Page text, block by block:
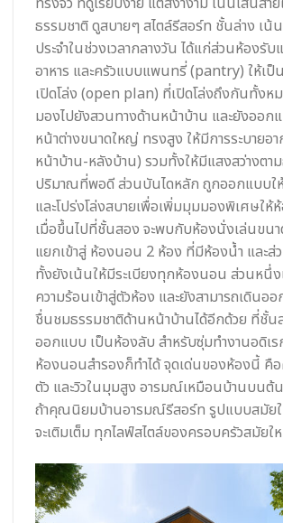
ธรรมชาติ ดูสบายๆ สไตล์รีสอร์ท ชั้นล่าง เน้
ประจำในช่วงเวลากลางวัน ได้แก่ส่วนห้องรั
อาหาร และครัวแบบแพนทรี่ (pantry) ให้เ
เปิดโล่ง (open plan) ที่เปิดโล่งถึงกันทั้งห
มองไปยังสวนทางด้านหน้าบ้าน และยังออก
หน้าต่างขนาดใหญ่ ทรงสูง ให้มีการระบายอ
หน้าบ้าน-หลังบ้าน) รวมทั้งให้มีแสงสว่างตา
ปริมาณที่พอดี ส่วนบันไดหลัก ถูกออกแบบใ
และโปร่งโล่งสบายเพื่อเพิ่มมุมมองพิเศษให้
เมื่อขึ้นไปที่ชั้นสอง จะพบกับห้องนั่งเล่นขน
แยกเข้าสู่ ห้องนอน 2 ห้อง ที่มีห้องน้ำ และส่
ทั้งยังเน้นให้มีระเบียงทุกห้องนอน ส่วนหนึ่
ความร้อนเข้าสู่ตัวห้อง และยังสามารถเดินอ
ชื่นชมธรรมชาติด้านหน้าบ้านได้อีกด้วย ที่ชั้น
ออกแบบ เป็นห้องลับ สำหรับซุ่มทำงานอดิเร
ห้องนอนสำรองก็ทำได้ จุดเด่นของห้องนี้ คื
ตัว และวิวในมุมสูง อารมณ์เหมือนบ้านบนต้
ถ้าคุณนิยมบ้านอารมณ์รีสอร์ท รูปแบบสมัย
จะเติมเต็ม ทุกไลฟ์สไตล์ของครอบครัวสมัย